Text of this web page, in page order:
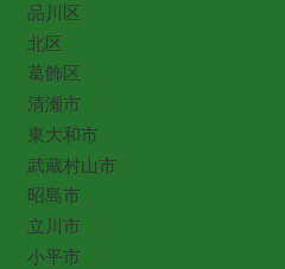
品川区
北区
葛飾区
清瀬市
東大和市
武蔵村山市
昭島市
立川市
小平市